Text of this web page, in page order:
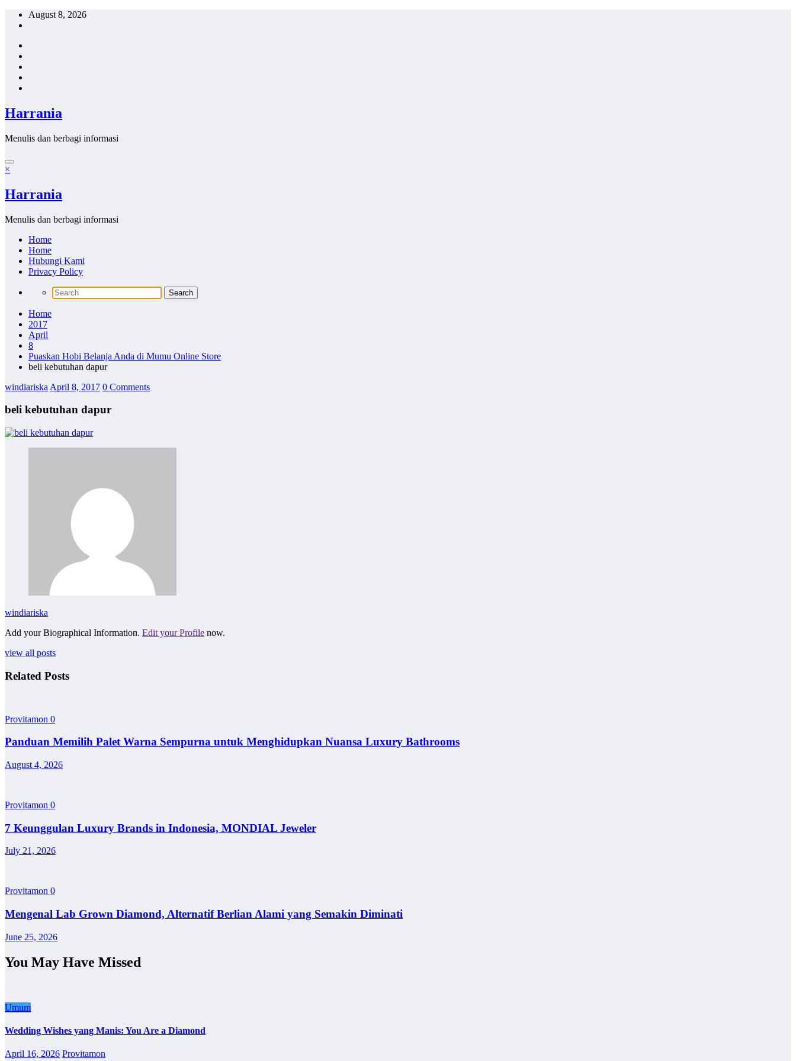
Skip
August 8, 2026
Harrania
Menulis dan berbagi informasi
×
Harrania
Menulis dan berbagi informasi
Home
Home
Hubungi Kami
Privacy Policy
Home
2017
April
8
Puaskan Hobi Belanja Anda di Mumu Online Store
beli kebutuhan dapur
windiariska April 8, 2017 0 Comments
beli kebutuhan dapur
windiariska
Add your Biographical Information. Edit your Profile now.
view all posts
Related Posts
Provitamon 0
Panduan Memilih Palet Warna Sempurna untuk Menghidupkan Nuansa Luxury Bathrooms
August 4, 2026
Provitamon 0
7 Keunggulan Luxury Brands in Indonesia, MONDIAL Jeweler
July 21, 2026
Provitamon 0
Mengenal Lab Grown Diamond, Alternatif Berlian Alami yang Semakin Diminati
June 25, 2026
You May Have Missed
Umum
Wedding Wishes yang Manis: You Are a Diamond
April 16, 2026 Provitamon